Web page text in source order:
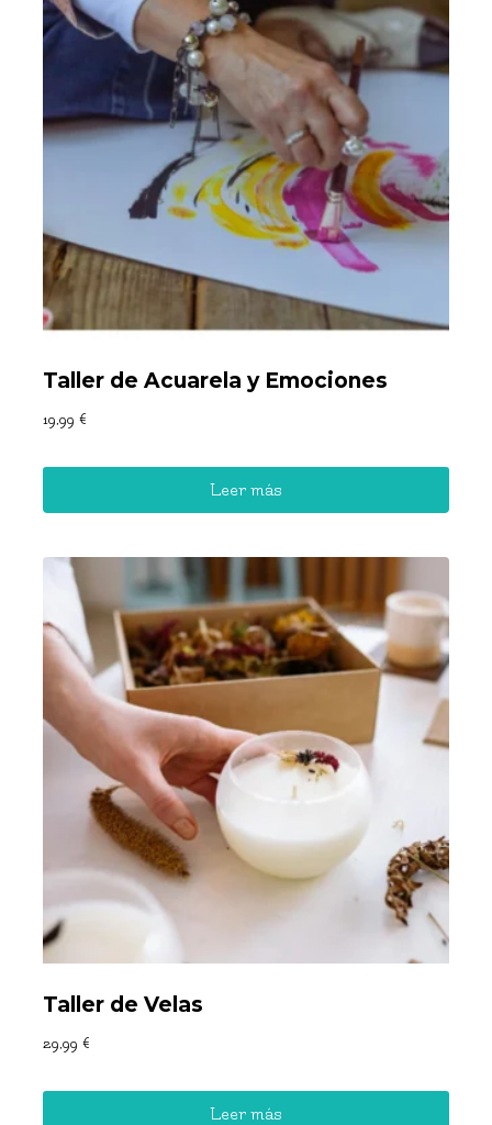
Taller de Acuarela y Emociones
19,99 €
Leer más
Taller de Velas
29,99 €
Leer más